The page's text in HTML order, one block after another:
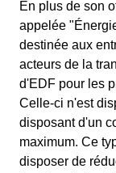
En plus de son
appelée
destinée aux
acteurs de la
d'EDF pour les
Celle-ci n'est
disposant d'un
maximum. Ce
disposer de